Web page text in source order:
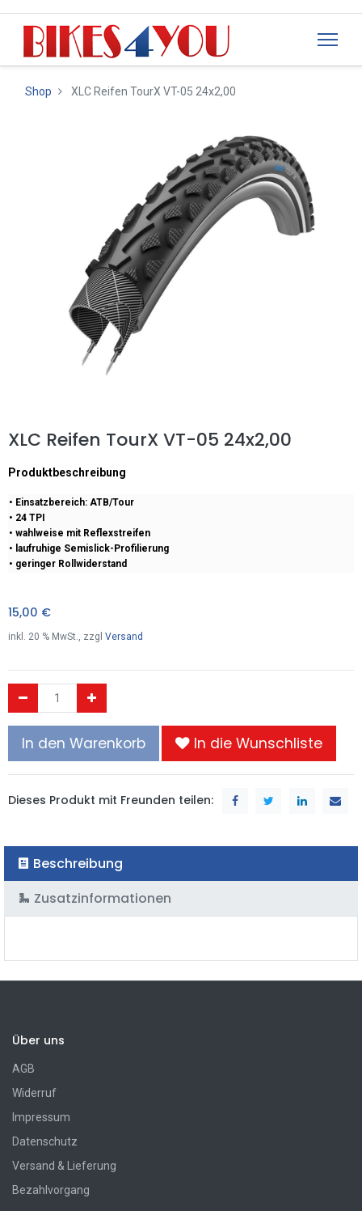
Shop XLC Reifen TourX VT-05 24x2,00
XLC Reifen TourX VT-05 24x2,00
Produktbeschreibung
• Einsatzbereich: ATB/Tour
• 24 TPI
• wahlweise mit Reflexstreifen
• laufruhige Semislick-Profilierung
• geringer Rollwiderstand
15,00 €
inkl. 20 % MwSt., zzgl Versand
In den Warenkorb In die Wunschliste
Dieses Produkt mit Freunden teilen:
Beschreibung
Zusatzinformationen
Über uns
AGB
Widerruf
Impressum
Datenschutz
Versand & Lieferung
Bezahlvorgang